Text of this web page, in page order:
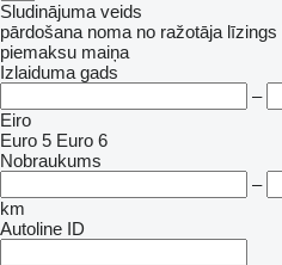
Sludinājuma veids
pārdošana noma no ražotāja līzings
piemaksu maiņa
Izlaiduma gads
–
Eiro
Euro 5 Euro 6
Nobraukums
–
km
Autoline ID